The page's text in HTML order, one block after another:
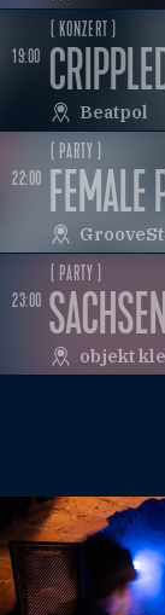
19:00
( KONZERT )
Beatpol
22:00
( PARTY )
FEMALE
23:00
( PARTY )
objekt